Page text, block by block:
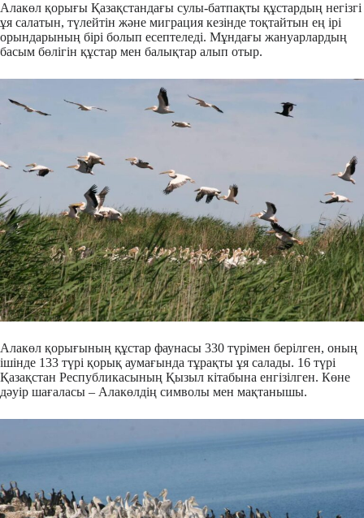
Алакөл қорығы Қазақстандағы сулы-батпақты құстардың негізгі
ұя салатын, түлейтін және миграция кезінде тоқтайтын ең ірі
орындарының бірі болып есептеледі. Мұндағы жануарлардың
басым бөлігін құстар мен балықтар алып отыр.
Алакөл қорығының құстар фаунасы 330 түрімен берілген, оның
ішінде 133 түрі қорық аумағында тұрақты ұя салады. 16 түрі
Қазақстан Республикасының Қызыл кітабына енгізілген. Көне
дәуір шағаласы – Алакөлдің символы мен мақтанышы.